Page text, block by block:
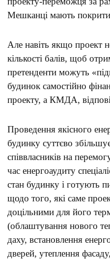
Мешканці мають
Але навіть якщо проект
кількості балів, щоб
претенденти можуть
будинок самостійно
проекту, а КМДА,
Проведення якісного
будинку суттєво
співвласників на
час енергоаудиту
стан будинку і готують
щодо того, які саме
доцільними для його
(облаштування нового
даху, встановлення
дверей, утеплення